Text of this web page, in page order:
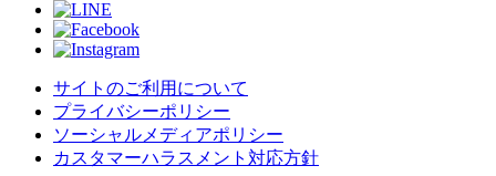
サイトのご利用について
プライバシーポリシー
ソーシャルメディアポリシー
カスタマーハラスメント対応方針